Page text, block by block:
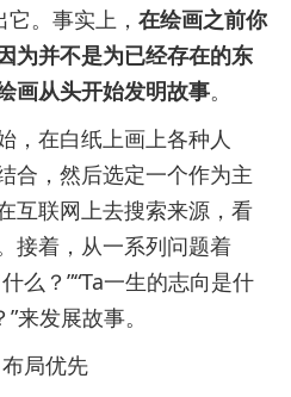
。事实上， 在绘画之前你
为并不是为已经存在的东
画从头开始发明故事。
在白纸上画上各种人
合，然后选定一个作为主
互联网上去搜索来源，看
接着，从一系列问题着
么？”“Ta一生的志向是什
来发展故事。
优先